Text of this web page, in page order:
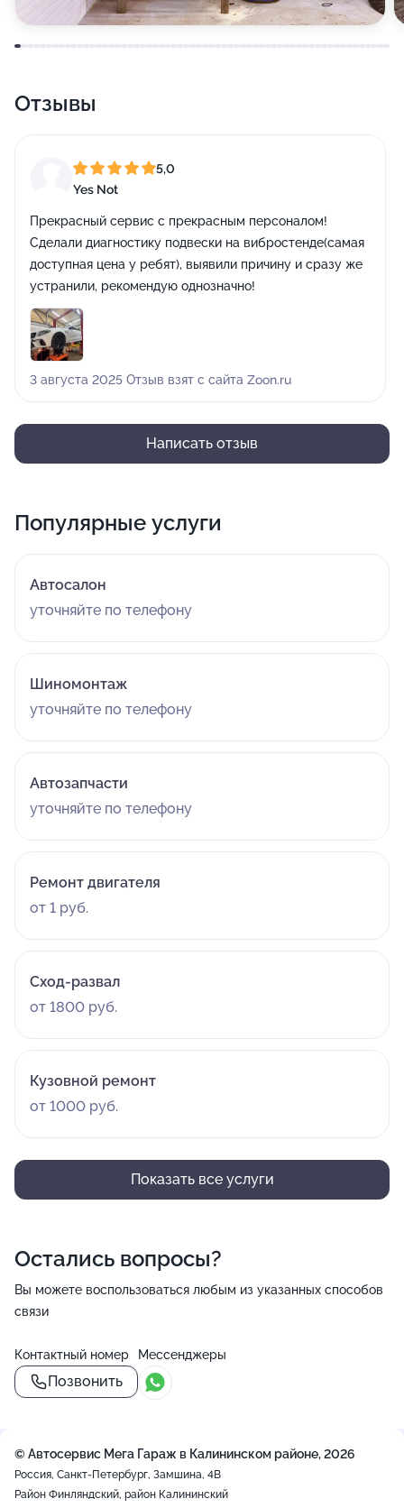
Отзывы
5,0
Yes Not
Прекрасный сервис с прекрасным персоналом!
Сделали диагностику подвески на вибростенде(самая
доступная цена у ребят), выявили причину и сразу же
устранили, рекомендую однозначно!
3 августа 2025 Отзыв взят с сайта Zoon.ru
Написать отзыв
Популярные услуги
Автосалон
уточняйте по телефону
Шиномонтаж
уточняйте по телефону
Автозапчасти
уточняйте по телефону
Ремонт двигателя
от 1 руб.
Сход-развал
от 1800 руб.
Кузовной ремонт
от 1000 руб.
Показать все услуги
Остались вопросы?
Вы можете воспользоваться любым из указанных способов
связи
Контактный номер
Позвонить
Мессенджеры
© Автосервис Мега Гараж в Калининском районе, 2026
Россия, Санкт-Петербург, Замшина, 4В
Район Финляндский, район Калининский